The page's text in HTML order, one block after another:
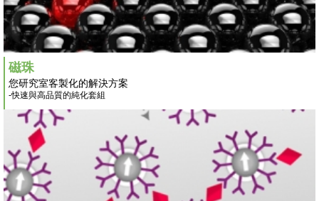
磁珠
您研究室客製化的解決方案
-快速與高品質的純化套組